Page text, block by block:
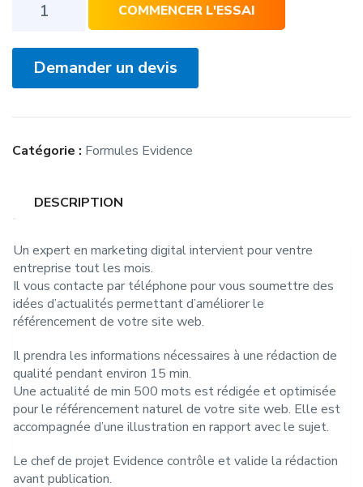
Evidence
(première
COMMENCER L'ESSAI
Demander un devis
Catégorie : Formules Evidence
DESCRIPTION
Un expert en marketing digital intervient pour ventre
entreprise tout les mois.
Il vous contacte par téléphone pour vous soumettre des
idées d’actualités permettant d’améliorer le
référencement de votre site web.
Il prendra les informations nécessaires à une rédaction de
qualité pendant environ 15 min.
Une actualité de min 500 mots est rédigée et optimisée
pour le référencement naturel de votre site web. Elle est
accompagnée d’une illustration en rapport avec le sujet.
Le chef de projet Evidence contrôle et valide la rédaction
avant publication.